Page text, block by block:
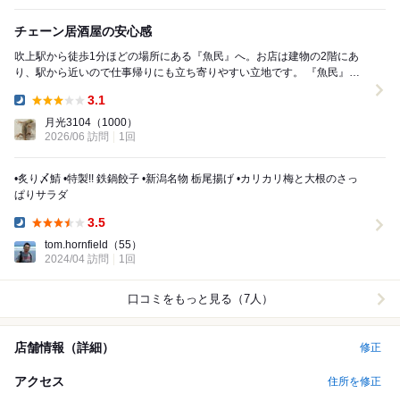
チェーン居酒屋の安心感
吹上駅から徒歩1分ほどの場所にある『魚民』へ。お店は建物の2階にあ
り、駅から近いので仕事帰りにも立ち寄りやすい立地です。 『魚民』の
3.1
月光3104 （1000）
2026/06 訪問
1回
•炙り〆鯖 •特製!! 鉄鍋餃子 •新潟名物 栃尾揚げ •カリカリ梅と大根のさっ
ぱりサラダ
3.5
tom.hornfield
（55）
2024/04 訪問
1回
口コミをもっと見る（7人）
店舗情報（詳細） 修正
アクセス 住所を修正